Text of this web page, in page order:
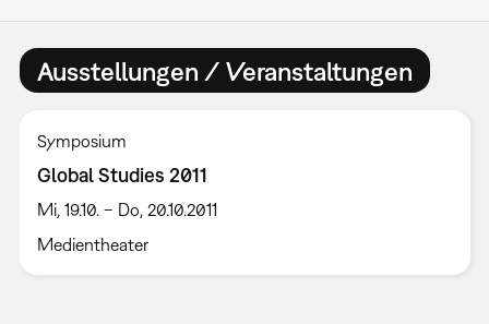
Ausstellungen / Veranstaltungen
Symposium
Global Studies 2011
Mi, 19.10. – Do, 20.10.2011
Medientheater